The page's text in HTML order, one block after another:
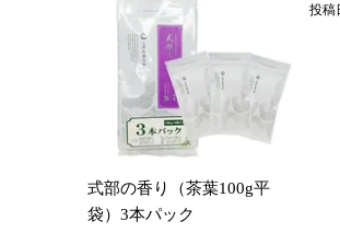
式部の香り（茶葉100g平
袋）3本パック
投稿